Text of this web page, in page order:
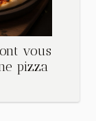
vous
pizza